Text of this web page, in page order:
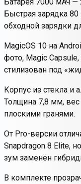
Быстрая зарядка
обходной зарядки
MagicOS 10 на
фото, Magic
стилизован под
Корпус из стекла и
Толщина 7,8 мм, вес
плоскими гранями.
От Pro-версии
Snapdragon 8 Elite,
зум заменён
В комплекте